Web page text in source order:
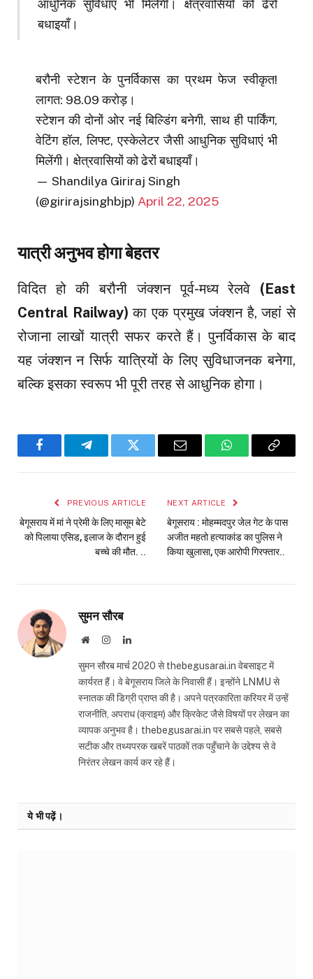
आधुनिक सुविधाएं भी मिलेंगी। क्षेत्रवासियों को ढेरों
बधाइयाँ।
बरौनी स्टेशन के पुनर्विकास का प्रथम फेज स्वीकृत!
लागत: ₹98.09 करोड़।
स्टेशन की दोनों ओर नई बिल्डिंग बनेगी, साथ ही पार्किंग,
वेटिंग हॉल, लिफ्ट, एस्केलेटर जैसी आधुनिक सुविधाएं भी
मिलेंगी। क्षेत्रवासियों को ढेरों बधाइयाँ।
— Shandilya Giriraj Singh
(@girirajsinghbjp) April 22, 2025
यात्री अनुभव होगा बेहतर
विदित हो की बरौनी जंक्शन पूर्व-मध्य रेलवे (East
Central Railway) का एक प्रमुख जंक्शन है, जहां से
रोजाना लाखों यात्री सफर करते हैं। पुनर्विकास के बाद
यह जंक्शन न सिर्फ यात्रियों के लिए सुविधाजनक बनेगा,
बल्कि इसका स्वरूप भी पूरी तरह से आधुनिक होगा।
FacebookTelegramTwitter Email WhatsAppCopy
PREVIOUS ARTICLE
बेगूसराय में मां ने प्रेमी के लिए मासूम बेटे
को पिलाया एसिड, इलाज के दौरान हुई
बच्चे की मौत. ..
NEXT ARTICLE
बेगूसराय : मोहम्मदपुर जेल गेट के पास
अजीत महतो हत्याकांड का पुलिस ने
किया खुलासा, एक आरोपी गिरफ्तार..
सुमन सौरब
WebsiteInstagramLinkedIn
सुमन सौरब मार्च 2020 से thebegusarai.in वेबसाइट में
कार्यरत हैं। वे बेगूसराय जिले के निवासी हैं। इन्होंने LNMU से
स्नातक की डिग्री प्राप्त की है। अपने पत्रकारिता करियर में उन्हें
राजनीति, अपराध (क्राइम) और क्रिकेट जैसे विषयों पर लेखन का
व्यापक अनुभव है। thebegusarai.in पर सबसे पहले, सबसे
सटीक और तथ्यपरक खबरें पाठकों तक पहुँचाने के उद्देश्य से वे
निरंतर लेखन कार्य कर रहे हैं।
ये भी पढ़ें।